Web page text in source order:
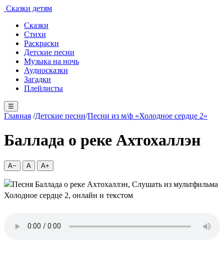
Сказки детям
Сказки
Стихи
Раскраски
Детские песни
Музыка на ночь
Аудиосказки
Загадки
Плейлисты
☰
Главная /Детские песни/Песни из м/ф «Холодное сердце 2»
Баллада о реке Ахтохаллэн
A− A A+